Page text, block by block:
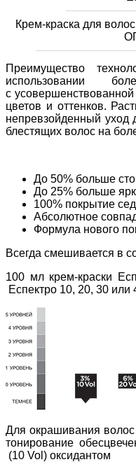
Крем-краска для
Преимущество
использовании
с
цветов и оттенков.
непревзойденный уход
блестящих волос на
До 50% больше
До 25% больше
100% покрытие
Абсолютное
Формула нового
Всегда смешивается
100 мл крем-краски
Еспектро 10, 20, 30 или
Для окрашивания
тонирование
(10 Vol) оксидантом